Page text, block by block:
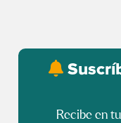
Recibe en